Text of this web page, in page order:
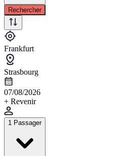
Rechercher
Frankfurt
Strasbourg
07/08/2026
+ Revenir
1 Passager